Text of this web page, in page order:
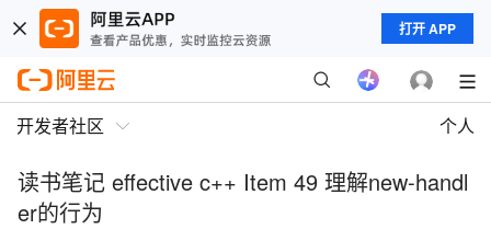
打开 APP
开发者社区 个人
读书笔记 effective c++ Item 49 理解new-handl
er的行为